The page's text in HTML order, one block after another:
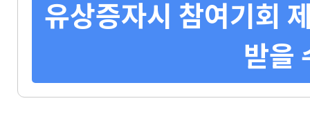
유상증자시 참여기회
받을